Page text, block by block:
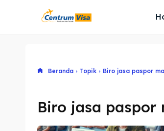
Beranda Topik Biro jasa paspor
Biro jasa paspor